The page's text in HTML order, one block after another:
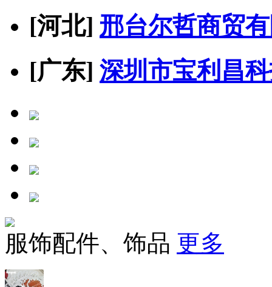
[河北] 邢台尔哲商贸
[广东] 深圳市宝利昌
服饰配件、饰品 更多